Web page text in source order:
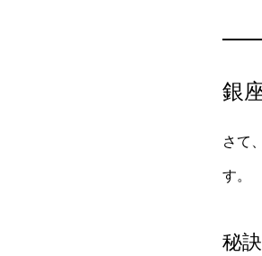
銀
さて
す。
秘